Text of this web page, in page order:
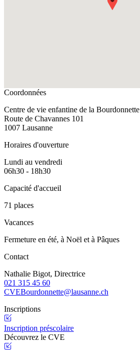
Coordonnées
Centre de vie enfantine de la Bourdonnette
Route de Chavannes 101
1007 Lausanne
Horaires d'ouverture
Lundi au vendredi
06h30 - 18h30
Capacité d'accueil
71 places
Vacances
Fermeture en été, à Noël et à Pâques
Contact
Nathalie Bigot, Directrice
021 315 45 60
CVEBourdonnette@lausanne.ch
Inscriptions
Inscription préscolaire
Découvrez le CVE